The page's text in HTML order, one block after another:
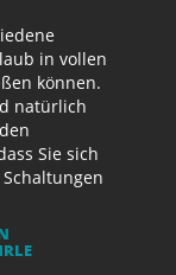
in vollen
können.
natürlich
Sie sich